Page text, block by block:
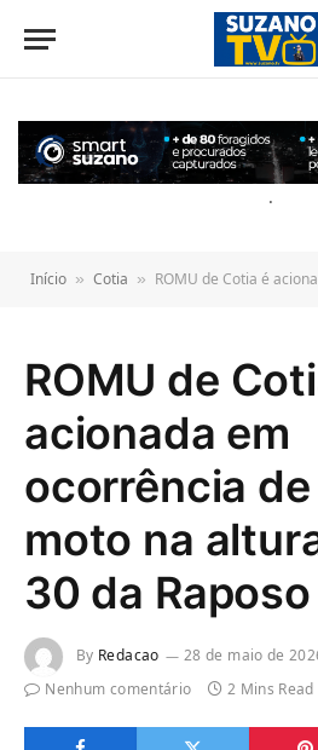
conteúdo
.
Início » Cotia » ROMU de Cotia é acionada em
ROMU de
acionada em
ocorrência
moto na
30 da Raposo
By Redacao
28 de maio de
Nenhum comentário
2 Mins Read